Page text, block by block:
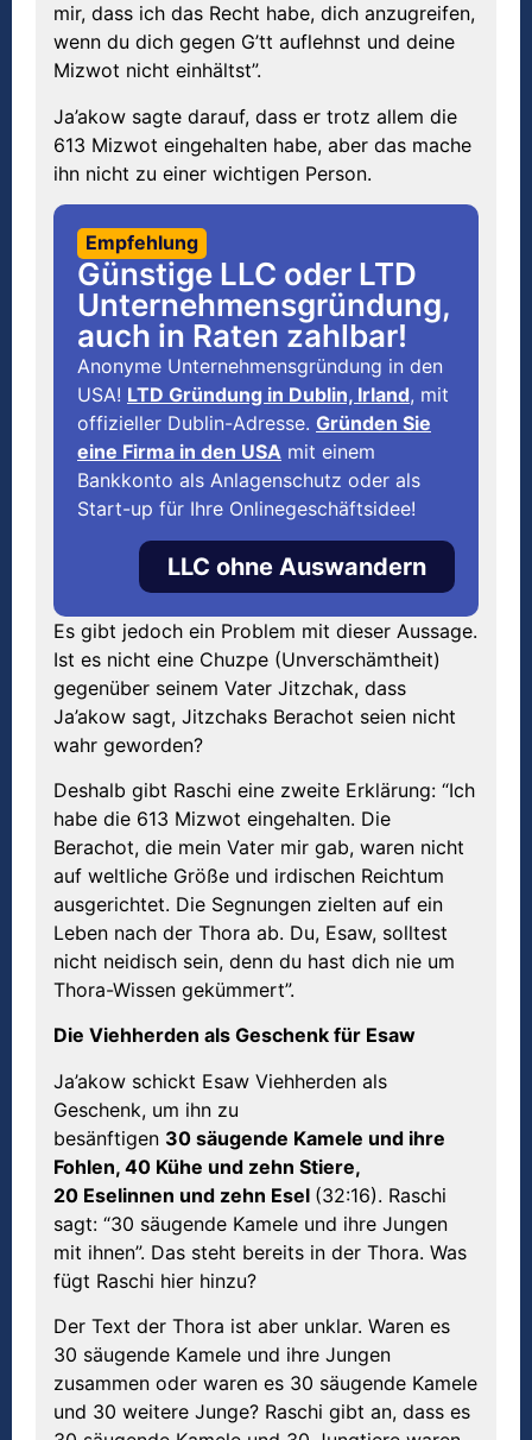
mir, dass ich das Recht habe, dich anzugreifen,
wenn du dich gegen G’tt auflehnst und deine
Mizwot nicht einhältst”.
Ja’akow sagte darauf, dass er trotz allem die
613 Mizwot eingehalten habe, aber das mache
ihn nicht zu einer wichtigen Person.
Empfehlung
Günstige LLC oder LTD
Unternehmensgründung,
auch in Raten zahlbar!
Anonyme Unternehmensgründung in den
USA! LTD Gründung in Dublin, Irland, mit
offizieller Dublin-Adresse. Gründen Sie
eine Firma in den USA mit einem
Bankkonto als Anlagenschutz oder als
Start-up für Ihre Onlinegeschäftsidee!
LLC ohne Auswandern
Es gibt jedoch ein Problem mit dieser Aussage.
Ist es nicht eine Chuzpe (Unverschämtheit)
gegenüber seinem Vater Jitzchak, dass
Ja’akow sagt, Jitzchaks Berachot seien nicht
wahr geworden?
Deshalb gibt Raschi eine zweite Erklärung: “Ich
habe die 613 Mizwot eingehalten. Die
Berachot, die mein Vater mir gab, waren nicht
auf weltliche Größe und irdischen Reichtum
ausgerichtet. Die Segnungen zielten auf ein
Leben nach der Thora ab. Du, Esaw, solltest
nicht neidisch sein, denn du hast dich nie um
Thora-Wissen gekümmert”.
Die Viehherden als Geschenk für Esaw
Ja’akow schickt Esaw Viehherden als
Geschenk, um ihn zu
besänftigen 30 säugende Kamele und ihre
Fohlen, 40 Kühe und zehn Stiere,
20 Eselinnen und zehn Esel (32:16). Raschi
sagt: “30 säugende Kamele und ihre Jungen
mit ihnen”. Das steht bereits in der Thora. Was
fügt Raschi hier hinzu?
Der Text der Thora ist aber unklar. Waren es
30 säugende Kamele und ihre Jungen
zusammen oder waren es 30 säugende Kamele
und 30 weitere Junge? Raschi gibt an, dass es